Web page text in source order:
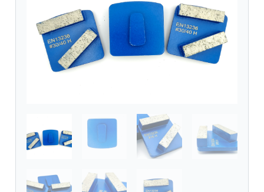
Aufnahme
passend
Husqvarna
Bodenschleifmaschinen
Stück
Menge